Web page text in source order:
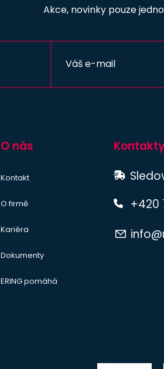
Akce, novinky pouze
O nás
Kontakt
O firmě
Kariéra
Dokumenty
ERING pomáhá
+420